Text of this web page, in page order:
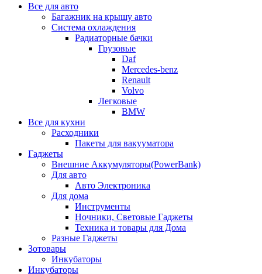
Все для авто
Багажник на крышу авто
Система охлаждения
Радиаторные бачки
Грузовые
Daf
Mercedes-benz
Renault
Volvo
Легковые
BMW
Все для кухни
Расходники
Пакеты для вакууматора
Гаджеты
Внешние Аккумуляторы(PowerBank)
Для авто
Авто Электроника
Для дома
Инструменты
Ночники, Световые Гаджеты
Техника и товары для Дома
Разные Гаджеты
Зотовары
Инкубаторы
Инкубаторы